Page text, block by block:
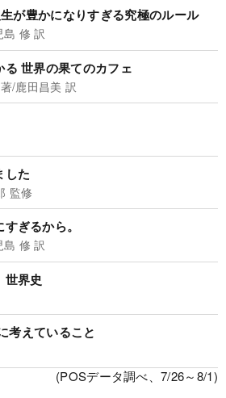
が豊かになりすぎる究極のルール
修 訳
世界の果てのカフェ
/鹿田昌美 訳
した
監修
ぎるから。
修 訳
世界史
考えていること
(POSデータ調べ、7/26～8/1)